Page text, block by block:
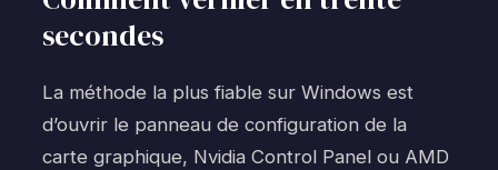
secondes
La méthode la plus fiable sur Windows est
d’ouvrir le panneau de configuration de la
carte graphique, Nvidia Control Panel ou AMD